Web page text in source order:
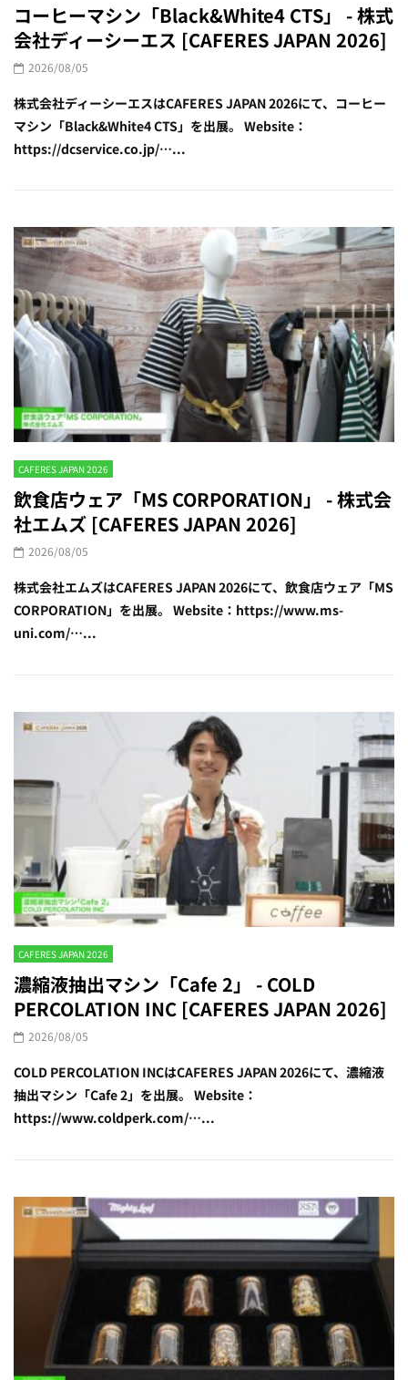
コーヒーマシン「Black&White4 CTS」 - 株式
会社ディーシーエス [CAFERES JAPAN 2026]
2026/08/05
株式会社ディーシーエスはCAFERES JAPAN 2026にて、コーヒー
マシン「Black&White4 CTS」を出展。 Website：
https://dcservice.co.jp/…...
CAFERES JAPAN 2026
飲食店ウェア「MS CORPORATION」 - 株式会
社エムズ [CAFERES JAPAN 2026]
2026/08/05
株式会社エムズはCAFERES JAPAN 2026にて、飲食店ウェア「MS
CORPORATION」を出展。 Website：https://www.ms-
uni.com/…...
CAFERES JAPAN 2026
濃縮液抽出マシン「Cafe 2」 - COLD
PERCOLATION INC [CAFERES JAPAN 2026]
2026/08/05
COLD PERCOLATION INCはCAFERES JAPAN 2026にて、濃縮液
抽出マシン「Cafe 2」を出展。 Website：
https://www.coldperk.com/…...